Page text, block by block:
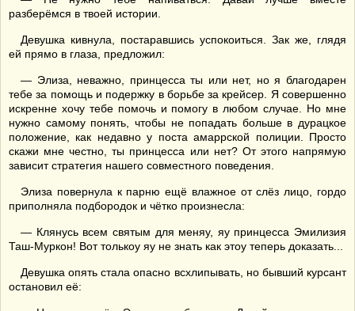
разберёмся в твоей истории.
Девушка кивнула, постаравшись успокоиться. Зак же, глядя
ей прямо в глаза, предложил:
— Элиза, неважно, принцесса ты или нет, но я благодарен
тебе за помощь и подержку в борьбе за крейсер. Я совершенно
искренне хочу тебе помочь и помогу в любом случае. Но мне
нужно самому понять, чтобы не попадать больше в дурацкое
положение, как недавно у поста амаррской полиции. Просто
скажи мне честно, ты принцесса или нет? От этого напрямую
зависит стратегия нашего совместного поведения.
Элиза повернула к парню ещё влажное от слёз лицо, гордо
приполняла подбородок и чётко произнесла:
— Клянусь всем святым для меняу, яу принцесса Эмилизия
Таш-Муркон! Вот толькоу яу не знать как этоу теперь доказать...
Девушка опять стала опасно всхлипывать, но бывший курсант
остановил её: